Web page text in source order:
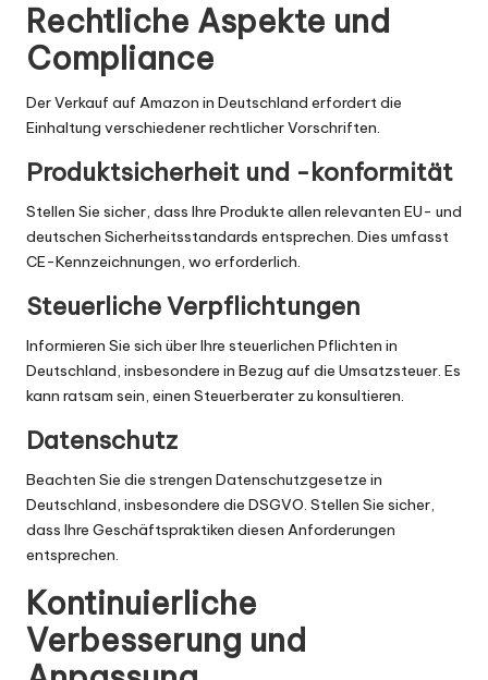
Rechtliche Aspekte und
Compliance
Der Verkauf auf Amazon in Deutschland erfordert die
Einhaltung verschiedener rechtlicher Vorschriften.
Produktsicherheit und -konformität
Stellen Sie sicher, dass Ihre Produkte allen relevanten EU- und
deutschen Sicherheitsstandards entsprechen. Dies umfasst
CE-Kennzeichnungen, wo erforderlich.
Steuerliche Verpflichtungen
Informieren Sie sich über Ihre steuerlichen Pflichten in
Deutschland, insbesondere in Bezug auf die Umsatzsteuer. Es
kann ratsam sein, einen Steuerberater zu konsultieren.
Datenschutz
Beachten Sie die strengen Datenschutzgesetze in
Deutschland, insbesondere die DSGVO. Stellen Sie sicher,
dass Ihre Geschäftspraktiken diesen Anforderungen
entsprechen.
Kontinuierliche
Verbesserung und